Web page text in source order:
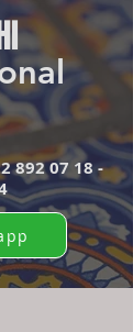
89207 18 -